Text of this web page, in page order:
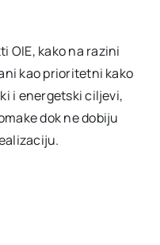
OIE, kako na razini
kao prioritetni kako
i energetski ciljevi,
dok ne dobiju